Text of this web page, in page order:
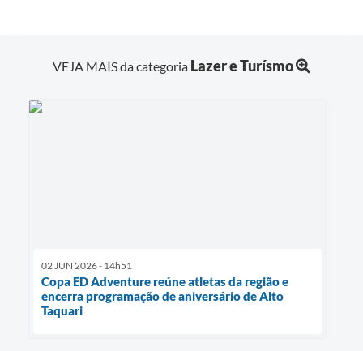
VEJA MAIS da categoria Lazer e Turísmo
02 JUN 2026 - 14h51
Copa ED Adventure reúne atletas da região e
encerra programação de aniversário de Alto
Taquari